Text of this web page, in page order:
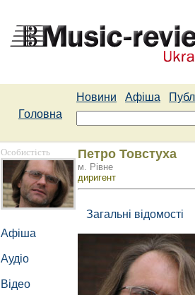
Новини Афіша
Головна
Особистість
Афіша
Аудіо
Відео
Петро Товстуха
м. Рівне
диригент
Загальні відомості